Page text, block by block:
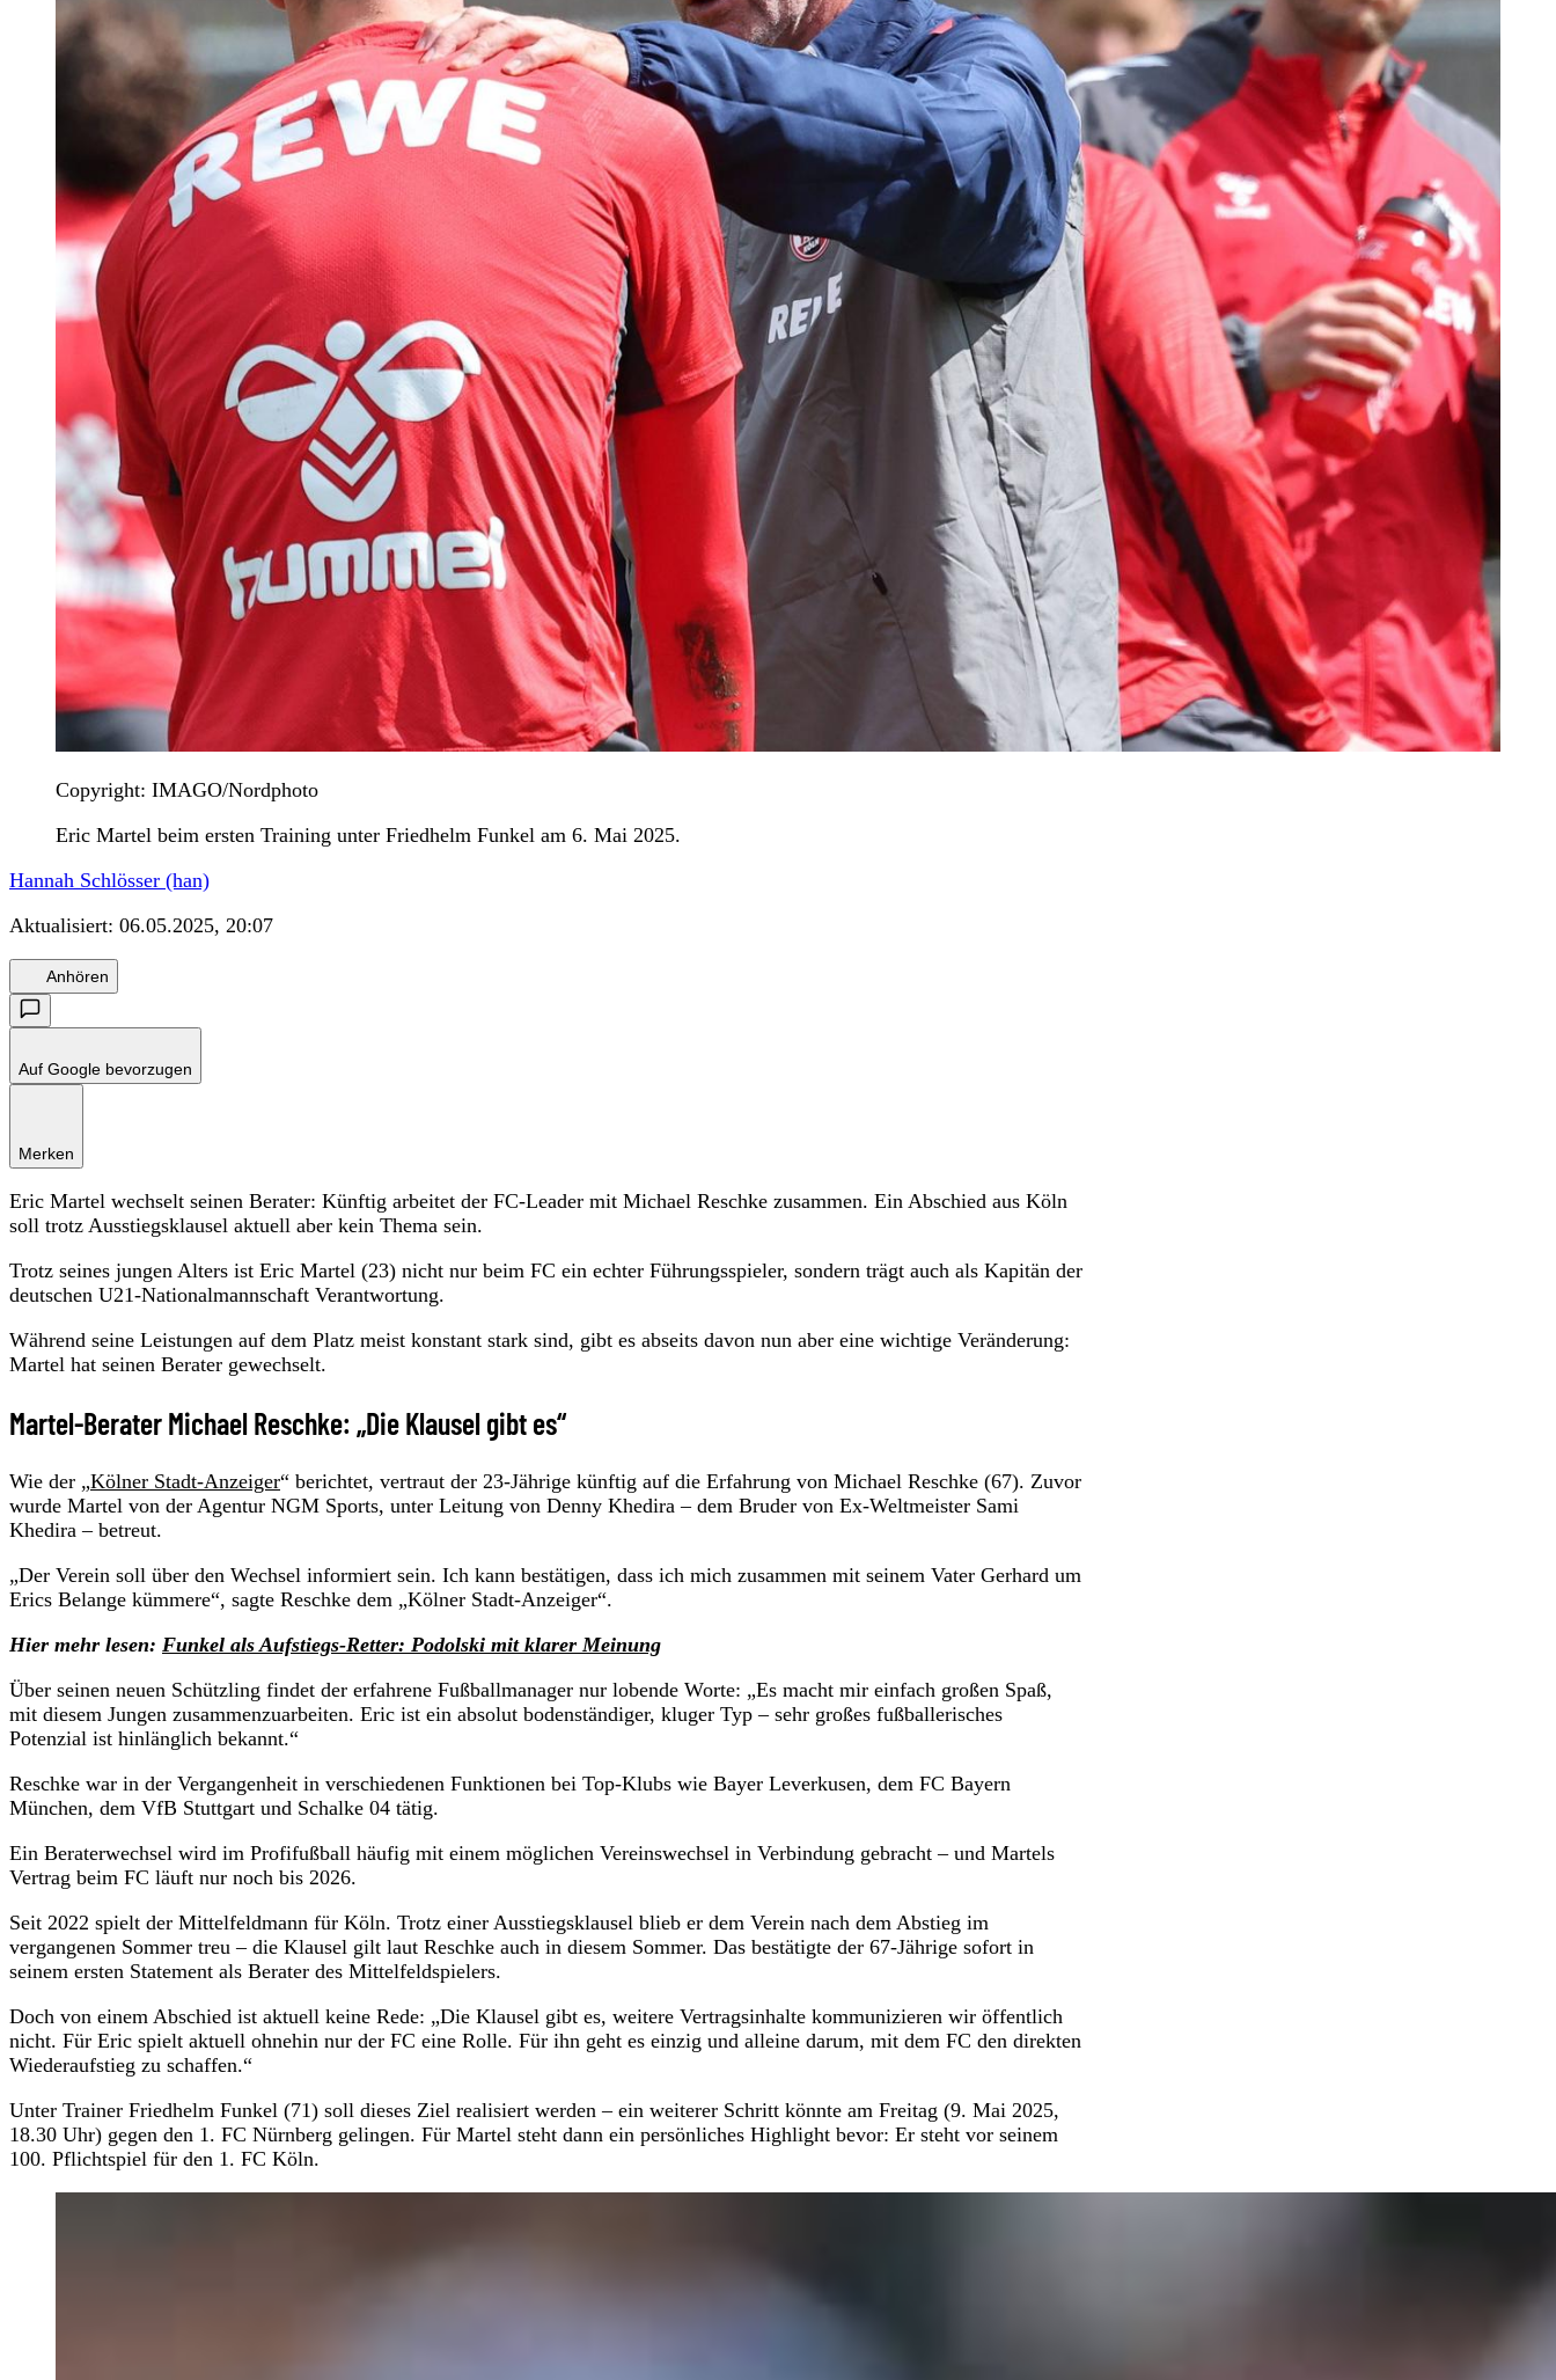
Copyright: IMAGO/Nordphoto
Eric Martel beim ersten Training unter Friedhelm Funkel am 6. Mai 2025.
Hannah Schlösser (han)
Aktualisiert: 06.05.2025, 20:07
Anhören
Auf Google bevorzugen
Merken
Eric Martel wechselt seinen Berater: Künftig arbeitet der FC-Leader mit Michael Reschke zusammen. Ein Abschied aus Köln
soll trotz Ausstiegsklausel aktuell aber kein Thema sein.
Trotz seines jungen Alters ist Eric Martel (23) nicht nur beim FC ein echter Führungsspieler, sondern trägt auch als Kapitän der
deutschen U21-Nationalmannschaft Verantwortung.
Während seine Leistungen auf dem Platz meist konstant stark sind, gibt es abseits davon nun aber eine wichtige Veränderung:
Martel hat seinen Berater gewechselt.
Martel-Berater Michael Reschke: „Die Klausel gibt es“
Wie der „Kölner Stadt-Anzeiger“ berichtet, vertraut der 23-Jährige künftig auf die Erfahrung von Michael Reschke (67). Zuvor
wurde Martel von der Agentur NGM Sports, unter Leitung von Denny Khedira – dem Bruder von Ex-Weltmeister Sami
Khedira – betreut.
„Der Verein soll über den Wechsel informiert sein. Ich kann bestätigen, dass ich mich zusammen mit seinem Vater Gerhard um
Erics Belange kümmere“, sagte Reschke dem „Kölner Stadt-Anzeiger“.
Hier mehr lesen: Funkel als Aufstiegs-Retter: Podolski mit klarer Meinung
Über seinen neuen Schützling findet der erfahrene Fußballmanager nur lobende Worte: „Es macht mir einfach großen Spaß,
mit diesem Jungen zusammenzuarbeiten. Eric ist ein absolut bodenständiger, kluger Typ – sehr großes fußballerisches
Potenzial ist hinlänglich bekannt.“
Reschke war in der Vergangenheit in verschiedenen Funktionen bei Top-Klubs wie Bayer Leverkusen, dem FC Bayern
München, dem VfB Stuttgart und Schalke 04 tätig.
Ein Beraterwechsel wird im Profifußball häufig mit einem möglichen Vereinswechsel in Verbindung gebracht – und Martels
Vertrag beim FC läuft nur noch bis 2026.
Seit 2022 spielt der Mittelfeldmann für Köln. Trotz einer Ausstiegsklausel blieb er dem Verein nach dem Abstieg im
vergangenen Sommer treu – die Klausel gilt laut Reschke auch in diesem Sommer. Das bestätigte der 67-Jährige sofort in
seinem ersten Statement als Berater des Mittelfeldspielers.
Doch von einem Abschied ist aktuell keine Rede: „Die Klausel gibt es, weitere Vertragsinhalte kommunizieren wir öffentlich
nicht. Für Eric spielt aktuell ohnehin nur der FC eine Rolle. Für ihn geht es einzig und alleine darum, mit dem FC den direkten
Wiederaufstieg zu schaffen.“
Unter Trainer Friedhelm Funkel (71) soll dieses Ziel realisiert werden – ein weiterer Schritt könnte am Freitag (9. Mai 2025,
18.30 Uhr) gegen den 1. FC Nürnberg gelingen. Für Martel steht dann ein persönliches Highlight bevor: Er steht vor seinem
100. Pflichtspiel für den 1. FC Köln.